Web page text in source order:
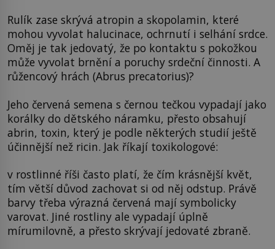
Rulík zase skrývá atropin a skopolamin, které
mohou vyvolat halucinace, ochrnutí i selhání srdce.
Oměj je tak jedovatý, že po kontaktu s pokožkou
může vyvolat brnění a poruchy srdeční činnosti. A
růžencový hrách (Abrus precatorius)?
Jeho červená semena s černou tečkou vypadají jako
korálky do dětského náramku, přesto obsahují
abrin, toxin, který je podle některých studií ještě
účinnější než ricin. Jak říkají toxikologové:
v rostlinné říši často platí, že čím krásnější květ,
tím větší důvod zachovat si od něj odstup. Právě
barvy třeba výrazná červená mají symbolicky
varovat. Jiné rostliny ale vypadají úplně
mírumilovně, a přesto skrývají jedovaté zbraně.